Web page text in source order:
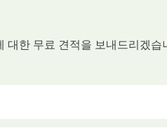
대한 무료 견적을 보내드리겠습